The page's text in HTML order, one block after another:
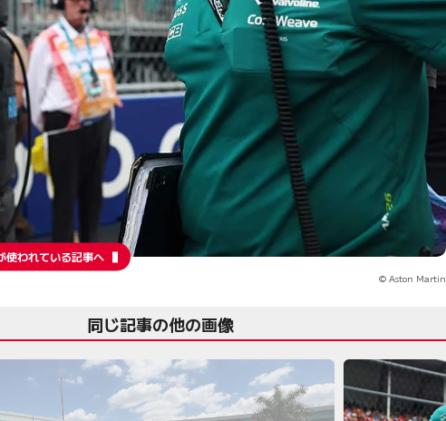
使われている記事へ
© Aston Martin
同じ記事の他の画像